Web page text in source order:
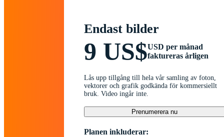
Endast bilder
9 US$USD per månad
faktureras årligen
Lås upp tillgång till hela vår samling av foton,
vektorer och grafik godkända för kommersiellt
bruk. Video ingår inte.
Prenumerera nu
Planen inkluderar: